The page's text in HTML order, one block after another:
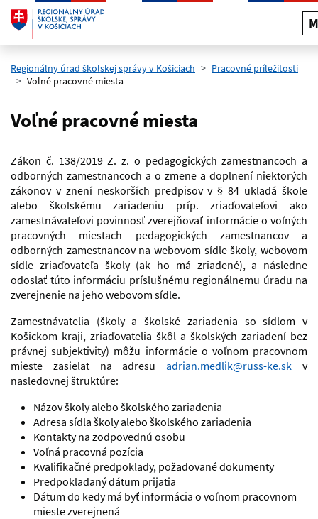
Preskočiť na hlavný obsah
Regionálny úrad školskej správy v Košiciach
Pracovné príležitosti
Voľné pracovné miesta
Voľné pracovné miesta
Zákon č. 138/2019 Z. z. o pedagogických zamestnancoch a
odborných zamestnancoch a o zmene a doplnení niektorých
zákonov v znení neskorších predpisov v § 84 ukladá škole
alebo školskému zariadeniu príp. zriaďovateľovi ako
zamestnávateľovi povinnosť zverejňovať informácie o voľných
pracovných miestach pedagogických zamestnancov a
odborných zamestnancov na webovom sídle školy, webovom
sídle zriaďovateľa školy (ak ho má zriadené), a následne
odoslať túto informáciu príslušnému regionálnemu úradu na
zverejnenie na jeho webovom sídle.
Zamestnávatelia (školy a školské zariadenia so sídlom v
Košickom kraji, zriaďovatelia škôl a školských zariadení bez
právnej subjektivity) môžu informácie o voľnom pracovnom
mieste zasielať na adresuadrian.medlik@russ-ke.sk v
nasledovnej štruktúre:
Názov školy alebo školského zariadenia
Adresa sídla školy alebo školského zariadenia
Kontakty na zodpovednú osobu
Voľná pracovná pozícia
Kvalifikačné predpoklady, požadované dokumenty
Predpokladaný dátum prijatia
Dátum do kedy má byť informácia o voľnom pracovnom
mieste zverejnená